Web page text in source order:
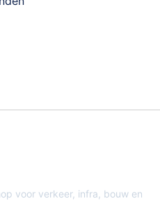
voor verkeer, infra, bouw en